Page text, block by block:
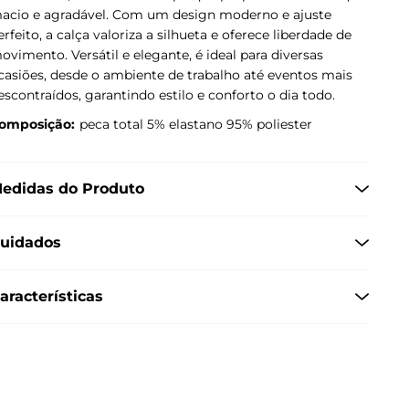
e agradável. Com um design moderno e ajuste
a calça valoriza a silhueta e oferece liberdade de
Versátil e elegante, é ideal para diversas
desde o ambiente de trabalho até eventos mais
garantindo estilo e conforto o dia todo.
peca total 5% elastano 95% poliester
do Produto